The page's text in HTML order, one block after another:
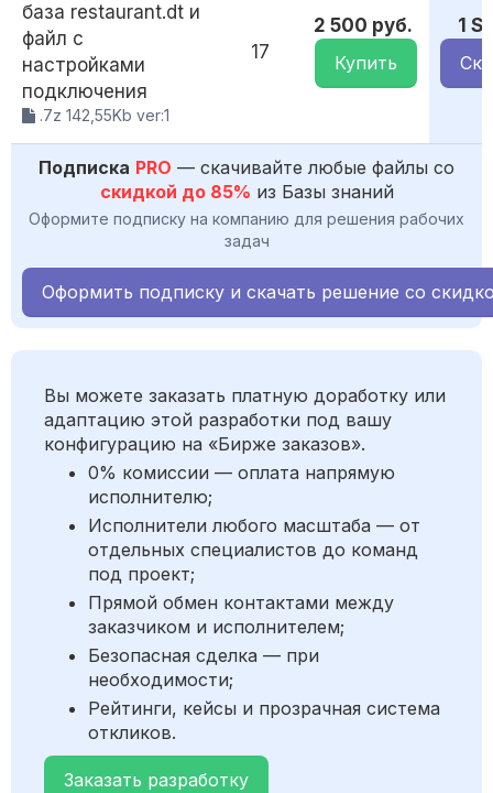
база restaurant.dt и
файл с
настройками
подключения
.7z 142,55Kb ver:1
17
2 500 руб.
Купить
1
Подписка PRO — скачивайте любые файлы со
скидкой до 85% из Базы знаний
Оформите подписку на компанию для решения рабочих
задач
Оформить подписку и скачать решение со
Вы можете заказать платную доработку или
адаптацию этой разработки под вашу
конфигурацию на «Бирже заказов».
0% комиссии — оплата напрямую
исполнителю;
Исполнители любого масштаба — от
отдельных специалистов до команд
под проект;
Прямой обмен контактами между
заказчиком и исполнителем;
Безопасная сделка — при
необходимости;
Рейтинги, кейсы и прозрачная система
откликов.
Заказать разработку